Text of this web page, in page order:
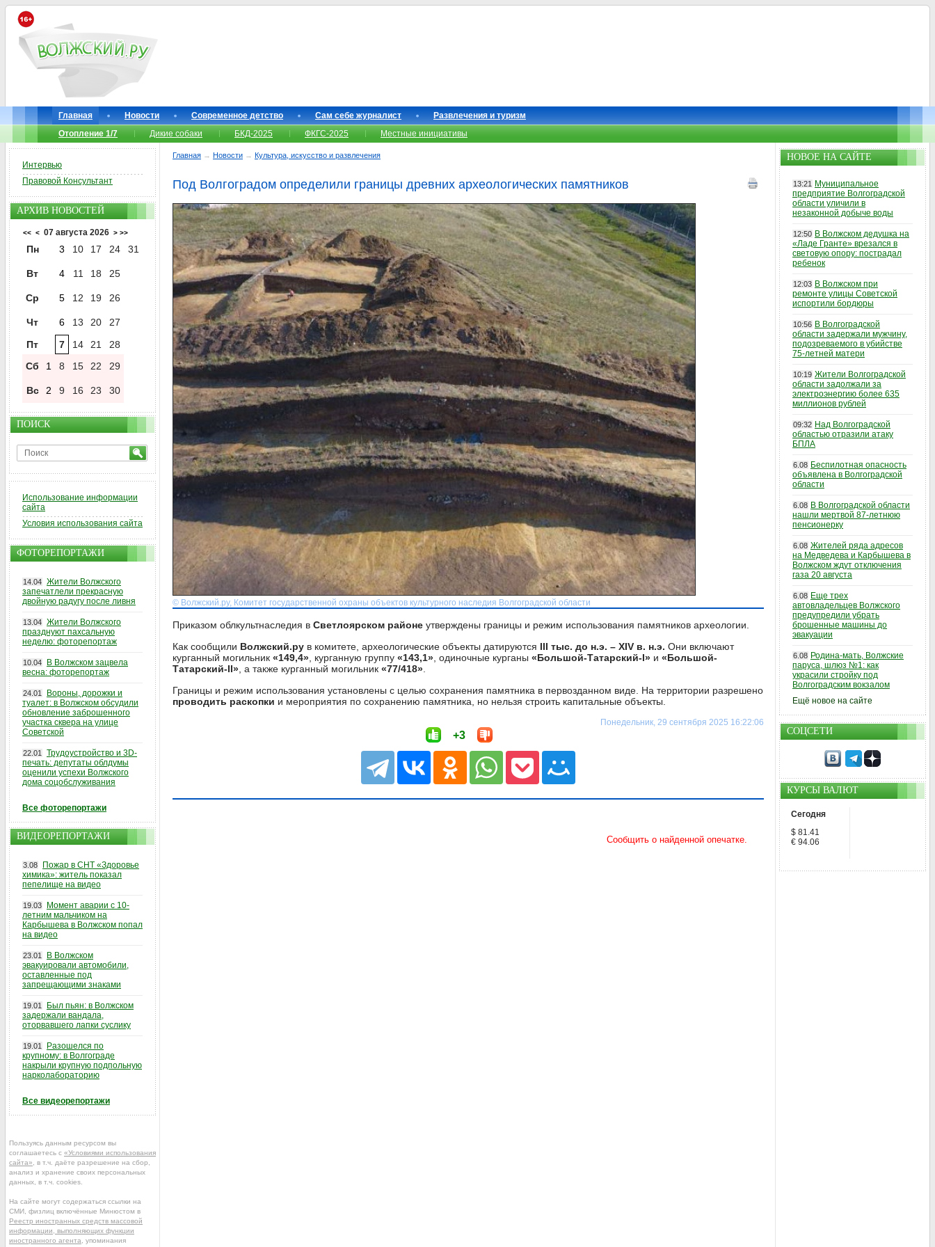
Главная Новости Современное детство Сам себе журналист
Развлечения и туризм
Отопление 1/7
Дикие собаки БКД-2025 ФКГС-2025 Местные инициативы
Главная → Новости → Культура, искусство и развлечения
Под Волгоградом определили границы древних археологических памятников
© Волжский.ру, Комитет государственной охраны объектов культурного наследия Волгоградской области
Приказом облкультнаследия в Светлоярском районе утверждены границы и режим использования памятников археологии.
Как сообщили Волжский.ру в комитете, археологические объекты датируются III тыс. до н.э. – XIV в. н.э. Они включают
курганный могильник «149,4» , курганную группу «143,1» , одиночные курганы «Большой-Татарский-I» и «Большой-
Татарский-II» , а также курганный могильник «77/418»
Границы и режим использования установлены с целью сохранения памятника в первозданном виде. На территории разрешено
проводить раскопки и мероприятия по сохранению памятника, но нельзя строить капитальные объекты.
Понедельник, 29 сентября 2025 16:22:06
+3
Интервью
Правовой Консультант
АРХИВ НОВОСТЕЙ
<< < 07 августа 2026 > >>
Пн 3 10 17 24 31
Вт 4 11 18 25
Ср 5 12 19 26
Чт 6 13 20
27
Пт
7 14 21
28
Сб
1 8 15 22 29
Вс 2 9 16 23 30
ПОИСК
Использование информации
сайта
Условия использования сайта
ФОТОРЕПОРТАЖИ
14.04 Жители Волжского
запечатлели прекрасную
двойную радугу после ливня
13.04 Жители Волжского
празднуют пахсальную
неделю: фоторепортаж
10.04
В Волжском зацвела
весна: фоторепортаж
24.01
Вороны, дорожки и
туалет: в Волжском обсудили
обновление заброшенного
участка сквера на улице
Советской
22.01
Трудоустройство и 3D-
печать: депутаты облдумы
оценили успехи Волжского
дома соцобслуживания
Все фоторепортажи
ВИДЕОРЕПОРТАЖИ
3.08
Пожар в СНТ «Здоровье
химика»: житель показал
пепелище на видео
19.03
Момент аварии с 10-
летним мальчиком на
Карбышева в Волжском попал
на видео
23.01
В Волжском
эвакуировали автомобили,
оставленные под
запрещающими знаками
19.01
Был пьян: в Волжском
задержали вандала,
оторвавшего лапки суслику
19.01
Разошелся по
крупному: в Волгограде
накрыли крупную подпольную
нарколабораторию
Все видеорепортажи
Пользуясь данным ресурсом вы
соглашаетесь с «Условиями использования
сайта» , в т.ч. даёте разрешение на сбор,
анализ и хранение своих персональных
данных, в т.ч. cookies.
На сайте могут содержаться ссылки на
СМИ, физлиц включённые Минюстом в
Реестр иностранных средств массовой
информации, выполняющих функции
иностранного агента , упоминания
НОВОЕ НА САЙТЕ
13:21
Муниципальное
предприятие Волгоградской
области уличили в
незаконной добыче воды
12:50 В Волжском дедушка на
«Ладе Гранте» врезался в
световую опору: пострадал
ребенок
12:03 В Волжском при
ремонте улицы Советской
испортили бордюры
10:56 В Волгоградской
области задержали мужчину,
подозреваемого в убийстве
75-летней матери
10:19 Жители Волгоградской
области задолжали за
электроэнергию более 635
миллионов рублей
09:32 Над Волгоградской
областью отразили атаку
БПЛА
6.08 Беспилотная опасность
объявлена в Волгоградской
области
6.08 В Волгоградской области
нашли мертвой 87-летнюю
пенсионерку
6.08 Жителей ряда адресов
на Медведева и Карбышева в
Волжском ждут отключения
газа 20 августа
6.08 Еще трех
автовладельцев Волжского
предупредили убрать
брошенные машины до
эвакуации
6.08 Родина-мать, Волжские
паруса, шлюз №1: как
украсили стройку под
Волгоградским вокзалом
Ещё новое на сайте
СОЦСЕТИ
КУРСЫ ВАЛЮТ
Сегодня
$ 81.41
€ 94.06